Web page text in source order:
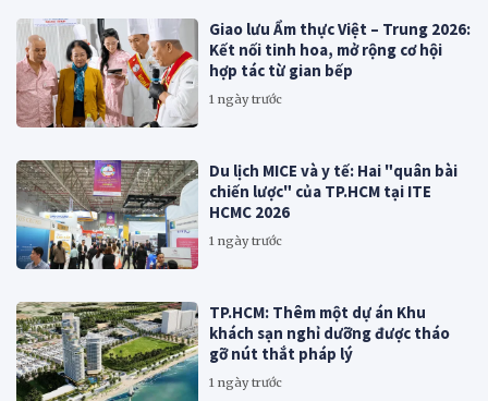
Giao lưu Ẩm thực Việt – Trung 2026:
Kết nối tinh hoa, mở rộng cơ hội
hợp tác từ gian bếp
1 ngày trước
Du lịch MICE và y tế: Hai "quân bài
chiến lược" của TP.HCM tại ITE
HCMC 2026
1 ngày trước
TP.HCM: Thêm một dự án Khu
khách sạn nghỉ dưỡng được tháo
gỡ nút thắt pháp lý
1 ngày trước